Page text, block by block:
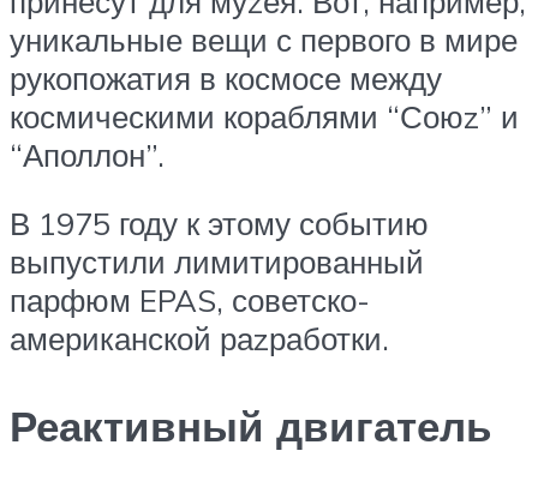
уникальные вещи с первого в мире
рукопожатия в космосе между
космическими кораблями “Союz” и
“Аполлон”.
В 1975 году к этому событию
выпустили лимитированный
парфюм EPAS, советско-
американской раzработки.
Реактивный двигатель